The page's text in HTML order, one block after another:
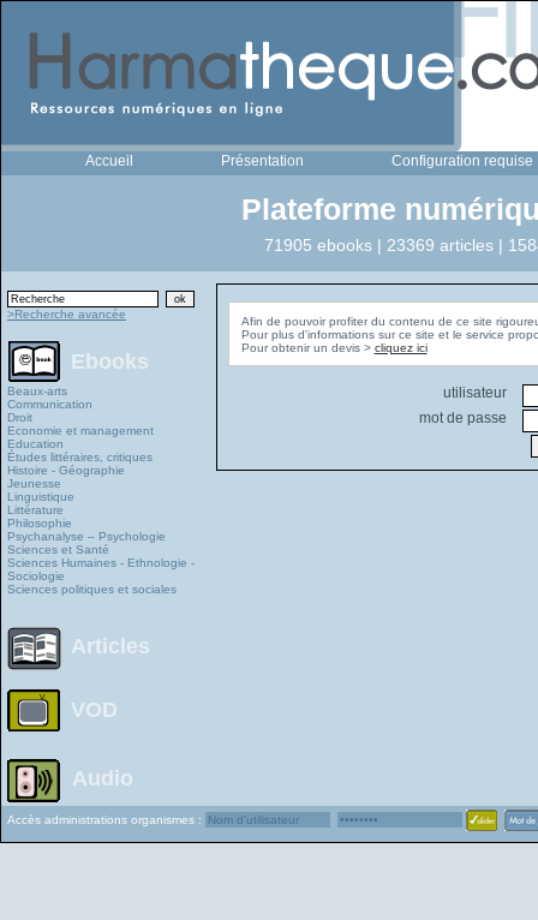
Accueil Présentation Configuration requise
Plateforme
71905 ebooks | 23369 articles |
>Recherche avancée
Ebooks
Beaux-arts
Communication
Droit
Economie et management
Education
Études littéraires, critiques
Histoire - Géographie
Jeunesse
Linguistique
Littérature
Philosophie
Psychanalyse – Psychologie
Sciences et Santé
Sciences Humaines - Ethnologie -
Sociologie
Sciences politiques et sociales
Articles
VOD
Audio
Afin de pouvoir profiter du contenu de ce site
Pour plus d'informations sur ce site et le service
Pour obtenir un devis > cliquez ici
utilisateur
mot de passe
Accès administrations organismes :